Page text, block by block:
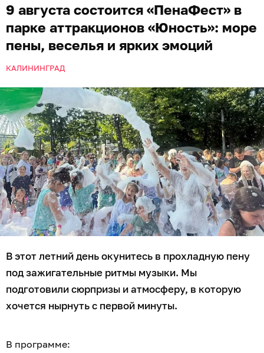
9 августа состоится «ПенаФест» в
парке аттракционов «Юность»: море
пены, веселья и ярких эмоций
КАЛИНИНГРАД
В этот летний день окунитесь в прохладную пену
под зажигательные ритмы музыки. Мы
подготовили сюрпризы и атмосферу, в которую
хочется нырнуть с первой минуты.
В программе: